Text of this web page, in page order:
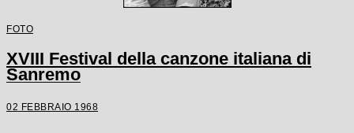
FOTO
XVIII Festival della canzone italiana di
Sanremo
02 FEBBRAIO 1968